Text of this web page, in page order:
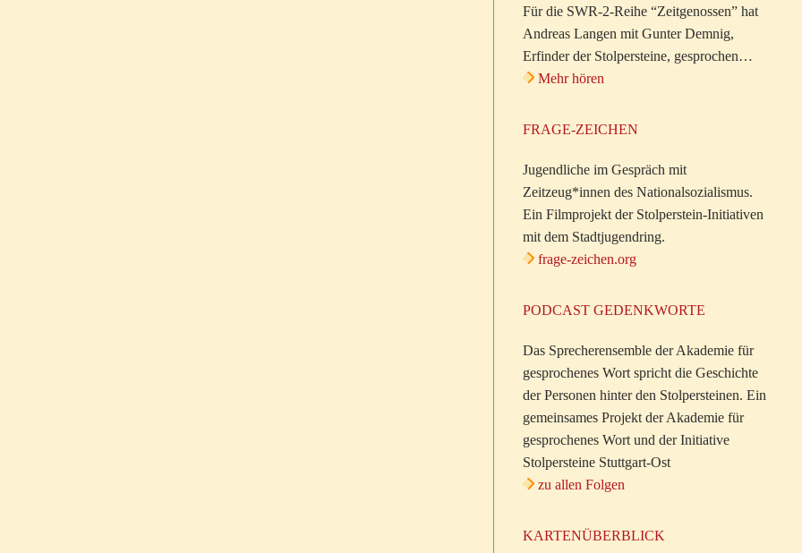
Für die SWR-2-Reihe “Zeitgenossen” hat
Andreas Langen mit Gunter Demnig,
Erfinder der Stolpersteine, gesprochen…
Mehr hören
FRAGE-ZEICHEN
Jugendliche im Gespräch mit
Zeitzeug*innen des Nationalsozialismus.
Ein Filmprojekt der Stolperstein-Initiativen
mit dem Stadtjugendring.
frage-zeichen.org
PODCAST GEDENKWORTE
Das Sprecherensemble der Akademie für
gesprochenes Wort spricht die Geschichte
der Personen hinter den Stolpersteinen. Ein
gemeinsames Projekt der Akademie für
gesprochenes Wort und der Initiative
Stolpersteine Stuttgart-Ost
zu allen Folgen
KARTENÜBERBLICK